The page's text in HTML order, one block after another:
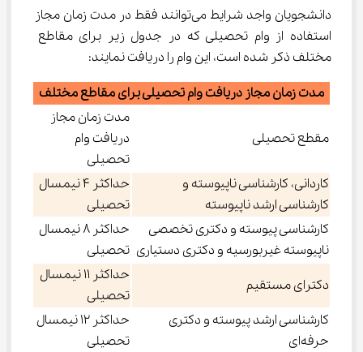
دانشجویان واجد شرایط می‌توانند فقط در مدت زمان مجاز
استفاده از وام تحصیلی که در جدول زیر برای مقاطع
مختلف ذکر شده است، این وام را دریافت نمایند:
مدت زمان مجاز دریافت وام تحصیلی برای مقاطع مختلف
مقطع تحصیلی
مدت زمان مجاز
دریافت وام
تحصیلی
کاردانی، کارشناسی ناپیوسته و
کارشناسی ارشد ناپیوسته
حداکثر 4 نیمسال
تحصیلی
کارشناسی پیوسته و دکتری تخصصی
ناپیوسته غیربورسیه و دکتری دستیاری
حداکثر 8 نیمسال
تحصیلی
دکترای مستقیم
حداکثر 11 نیمسال
تحصیلی
کارشناسی ارشد پیوسته و دکتری
حرفه‌ای
حداکثر 12 نیمسال
تحصیلی